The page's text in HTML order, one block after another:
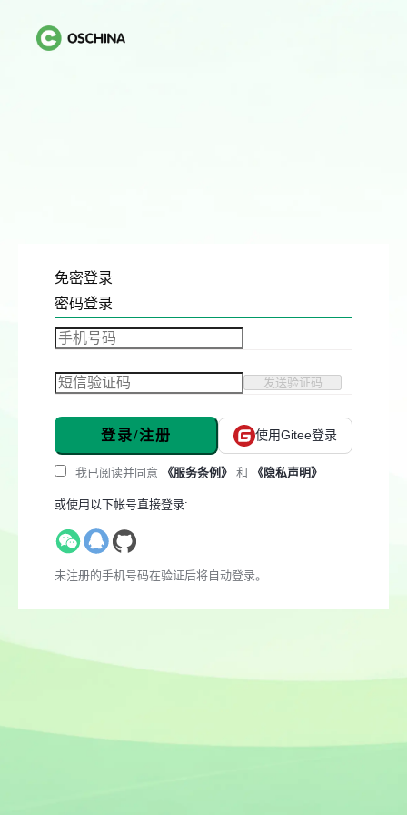
免密登录
密码登录
发送验证码
登录/注册 使用Gitee登录
我已阅读并同意 《服务条例》 和 《隐私声明》
或使用以下帐号直接登录:
未注册的手机号码在验证后将自动登录。